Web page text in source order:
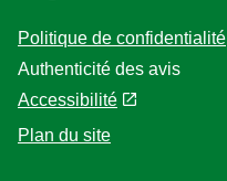
Politique de confidentialité
Paramètres des cookies
Authenticité des avis
Accessibilité